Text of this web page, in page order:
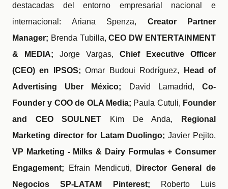
destacadas del entorno empresarial nacional e
internacional: Ariana Spenza, Creator Partner
Manager; Brenda Tubilla,CEO DW ENTERTAINMENT
& MEDIA; Jorge Vargas, Chief Executive Officer
(CEO) en IPSOS;Omar Budoui Rodríguez,
Head of
Advertising Uber México;
David Lamadrid,Co-
Founder y COO de OLA Media; Paula Cutuli, Founder
and CEO SOULNET
Kim De Anda,
Regional
Marketing director for Latam Duolingo;Javier Pejito,
VP Marketing - Milks & Dairy Formulas + Consumer
Engagement;
Efrain Mendicuti,
Director General de
Negocios SP-LATAM Pinterest;
Roberto Luis